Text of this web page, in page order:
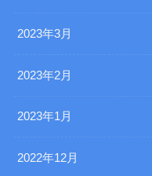
2023年3月
2023年2月
2023年1月
2022年12月